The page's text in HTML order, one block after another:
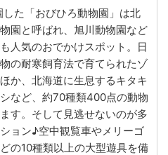
た「おびひろ動物園」は北
園と呼ばれ、旭川動物園など
人気のおでかけスポット。日
の耐寒飼育法で育てられたゾ
か、北海道に生息するキタキ
など、約70種類400点の動物
す。そして見逃せないのが多
ョン♪空中観覧車やメリーゴ
の10種類以上の大型遊具を備